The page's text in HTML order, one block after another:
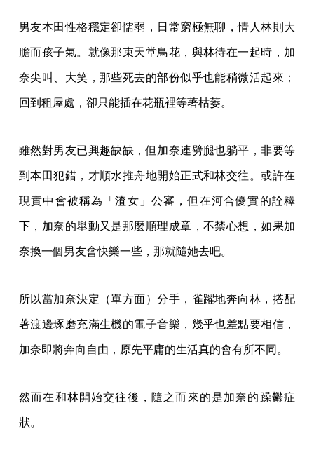
男友本田性格穩定卻懦弱，日常窮極無聊，情人林則大
膽而孩子氣。就像那束天堂鳥花，與林待在一起時，加
奈尖叫、大笑，那些死去的部份似乎也能稍微活起來；
回到租屋處，卻只能插在花瓶裡等著枯萎。
雖然對男友已興趣缺缺，但加奈連劈腿也躺平，非要等
到本田犯錯，才順水推舟地開始正式和林交往。或許在
現實中會被稱為「渣女」公審，但在河合優實的詮釋
下，加奈的舉動又是那麼順理成章，不禁心想，如果加
奈換一個男友會快樂一些，那就隨她去吧。
所以當加奈決定（單方面）分手，雀躍地奔向林，搭配
著渡邊琢磨充滿生機的電子音樂，幾乎也差點要相信，
加奈即將奔向自由，原先平庸的生活真的會有所不同。
然而在和林開始交往後，隨之而來的是加奈的躁鬱症
狀。